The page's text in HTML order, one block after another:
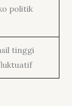
politik
tinggi